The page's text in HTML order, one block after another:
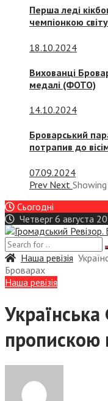
Перша леді
чемпіонкою
18.10.2024
Вихованці
медалі (ФОТО)
14.10.2024
Броварський
потрапив до
07.09.2024
Prev Next Showing
Сьогодні
Четверг 6 августа
Наша ревізія
Броварах
Наша ревізія
пропискою